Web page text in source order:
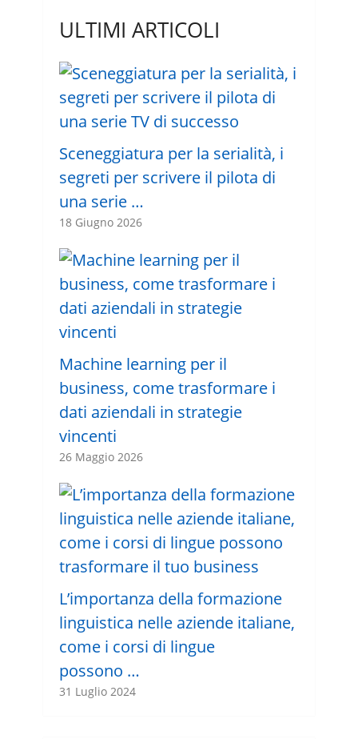
ULTIMI ARTICOLI
Sceneggiatura per la serialità, i
segreti per scrivere il pilota di
una serie …
18 Giugno 2026
Machine learning per il
business, come trasformare i
dati aziendali in strategie
vincenti
26 Maggio 2026
L’importanza della formazione
linguistica nelle aziende italiane,
come i corsi di lingue
possono …
31 Luglio 2024